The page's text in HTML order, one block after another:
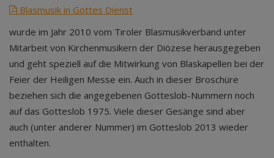
Blasmusik in Gottes Dienst
wurde im Jahr 2010 vom Tiroler Blasmusikverband unter
Mitarbeit von Kirchenmusikern der Diözese herausgegeben
und geht speziell auf die Mitwirkung von Blaskapellen bei der
Feier der Heiligen Messe ein. Auch in dieser Broschüre
beziehen sich die angegebenen Gotteslob-Nummern noch
auf das Gotteslob 1975. Viele dieser Gesänge sind aber
auch (unter anderer Nummer) im Gotteslob 2013 wieder
enthalten.